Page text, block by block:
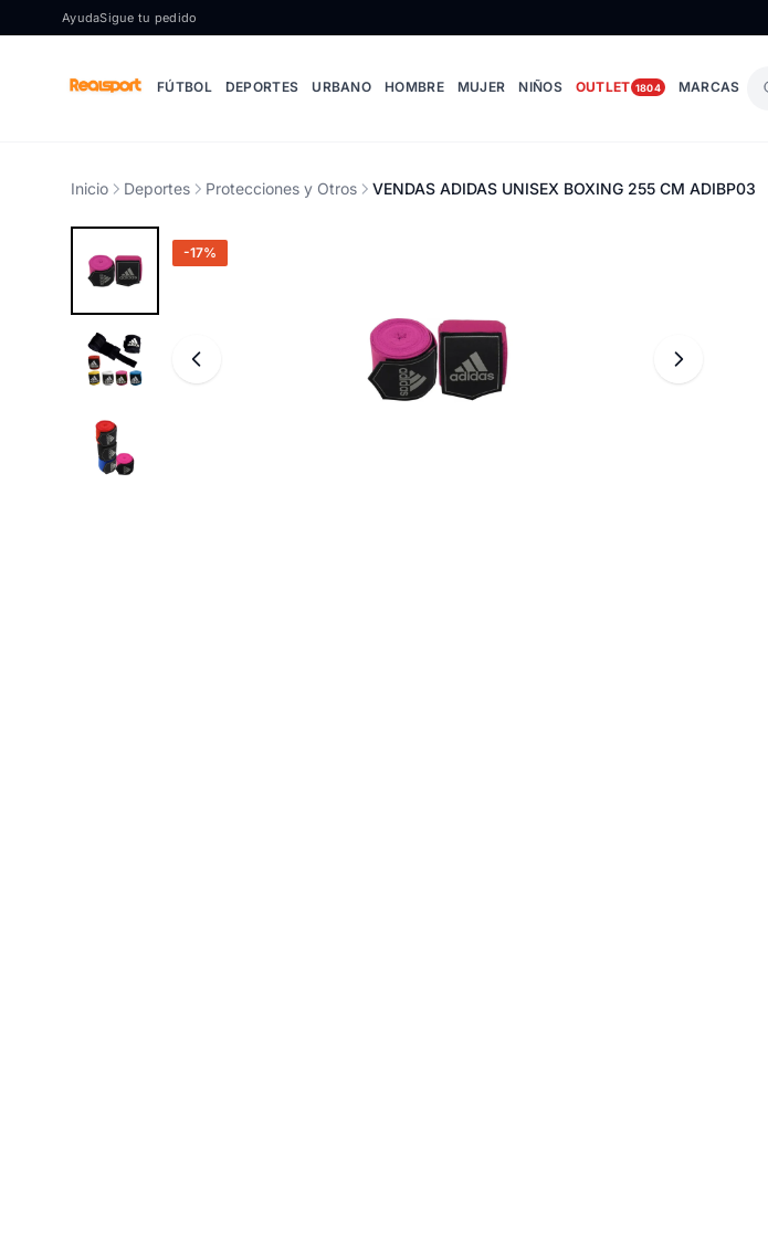
Ir al contenido
AyudaSigue tu pedido
FÚTBOL DEPORTES URBANO HOMBRE MUJER NIÑOS OUTLET 1804 MARCAS
Inicio Deportes Protecciones y Otros VENDAS ADIDAS UNISEX BOXING 255 CM ADIBP03
-17%